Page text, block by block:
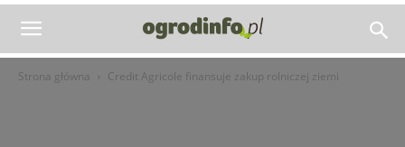
Strona główna Credit Agricole finansuje zakup rolniczej ziemi